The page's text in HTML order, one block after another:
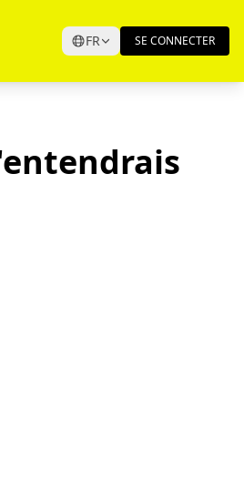
FR SE CONNECTER